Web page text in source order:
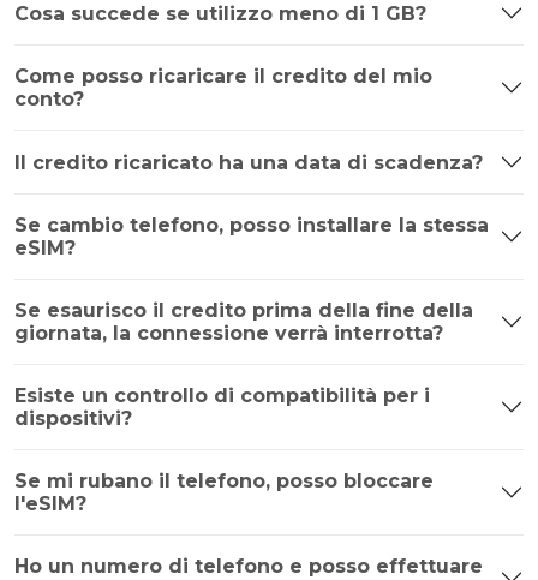
Cosa succede se utilizzo meno di 1 GB?
Come posso ricaricare il credito del mio
conto?
Il credito ricaricato ha una data di scadenza?
Se cambio telefono, posso installare la stessa
eSIM?
Se esaurisco il credito prima della fine della
giornata, la connessione verrà interrotta?
Esiste un controllo di compatibilità per i
dispositivi?
Se mi rubano il telefono, posso bloccare
l'eSIM?
Ho un numero di telefono e posso effettuare